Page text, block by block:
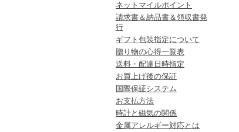
ネットマイルポイント
請求書＆納品書＆領収書発
行
ギフト包装指定について
贈り物の心得一覧表
送料・配達日時指定
お買上げ後の保証
国際保証システム
お支払方法
時計と磁気の関係
金属アレルギー対応とは